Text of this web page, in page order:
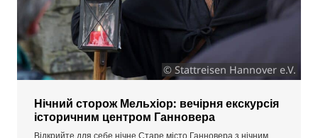
© Stattreisen Hannover e.V.
Нічний сторож Мельхіор: вечірня екскурсія
історичним центром Ганновера